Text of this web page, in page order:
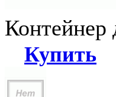
Купить